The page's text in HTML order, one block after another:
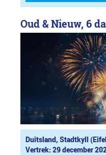
Oud & Nieuw, 6
Duitsland, Stadtkyll
Vertrek: 29 december